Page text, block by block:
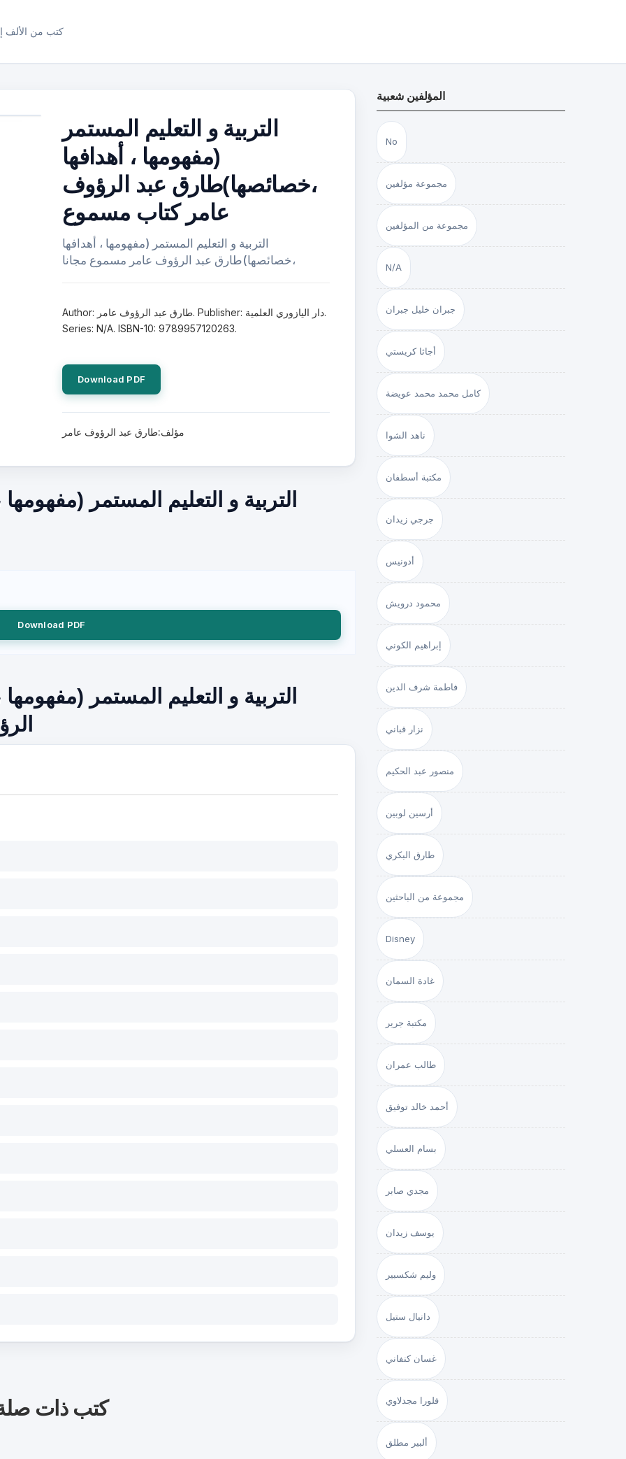
كتب من الألف
التربية و التعليم المستمر
(مفهومها ، أهدافها
،خصائصها)طارق عبد الرؤوف
عامر كتاب مسموع
التربية و التعليم المستمر (مفهومها ، أهدافها
،خصائصها)طارق عبد الرؤوف عامر مسموع مجانا
Author: طارق عبد الرؤوف عامر. Publisher: دار اليازوري العلمية.
Series: N/A. ISBN-10: 9789957120263.
Download PDF
مؤلف:طارق عبد الرؤوف عامر
التربية و التعليم المستمر
Download PDF
التربية و التعليم المستمر
كتب ذات
المؤلفين شعبية
No
مجموعة مؤلفين
مجموعة من المؤلفين
N/A
جبران خليل جبران
أجاثا كريستي
كامل محمد محمد عويضة
ناهد الشوا
مكتبة أسطفان
جرجي زيدان
أدونيس
محمود درويش
إبراهيم الكوني
فاطمة شرف الدين
نزار قباني
منصور عبد الحكيم
أرسين لوبين
طارق البكري
مجموعة من الباحثين
Disney
غادة السمان
مكتبة جرير
طالب عمران
أحمد خالد توفيق
بسام العسلي
مجدي صابر
يوسف زيدان
وليم شكسبير
دانيال ستيل
غسان كنفاني
فلورا مجدلاوي
ألبير مطلق